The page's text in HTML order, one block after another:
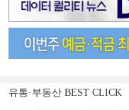
유통·부동산 BEST CLICK